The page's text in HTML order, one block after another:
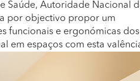
Saúde, Autoridade Nacional
por objectivo propor um
funcionais e ergonómicas dos
em espaços com esta